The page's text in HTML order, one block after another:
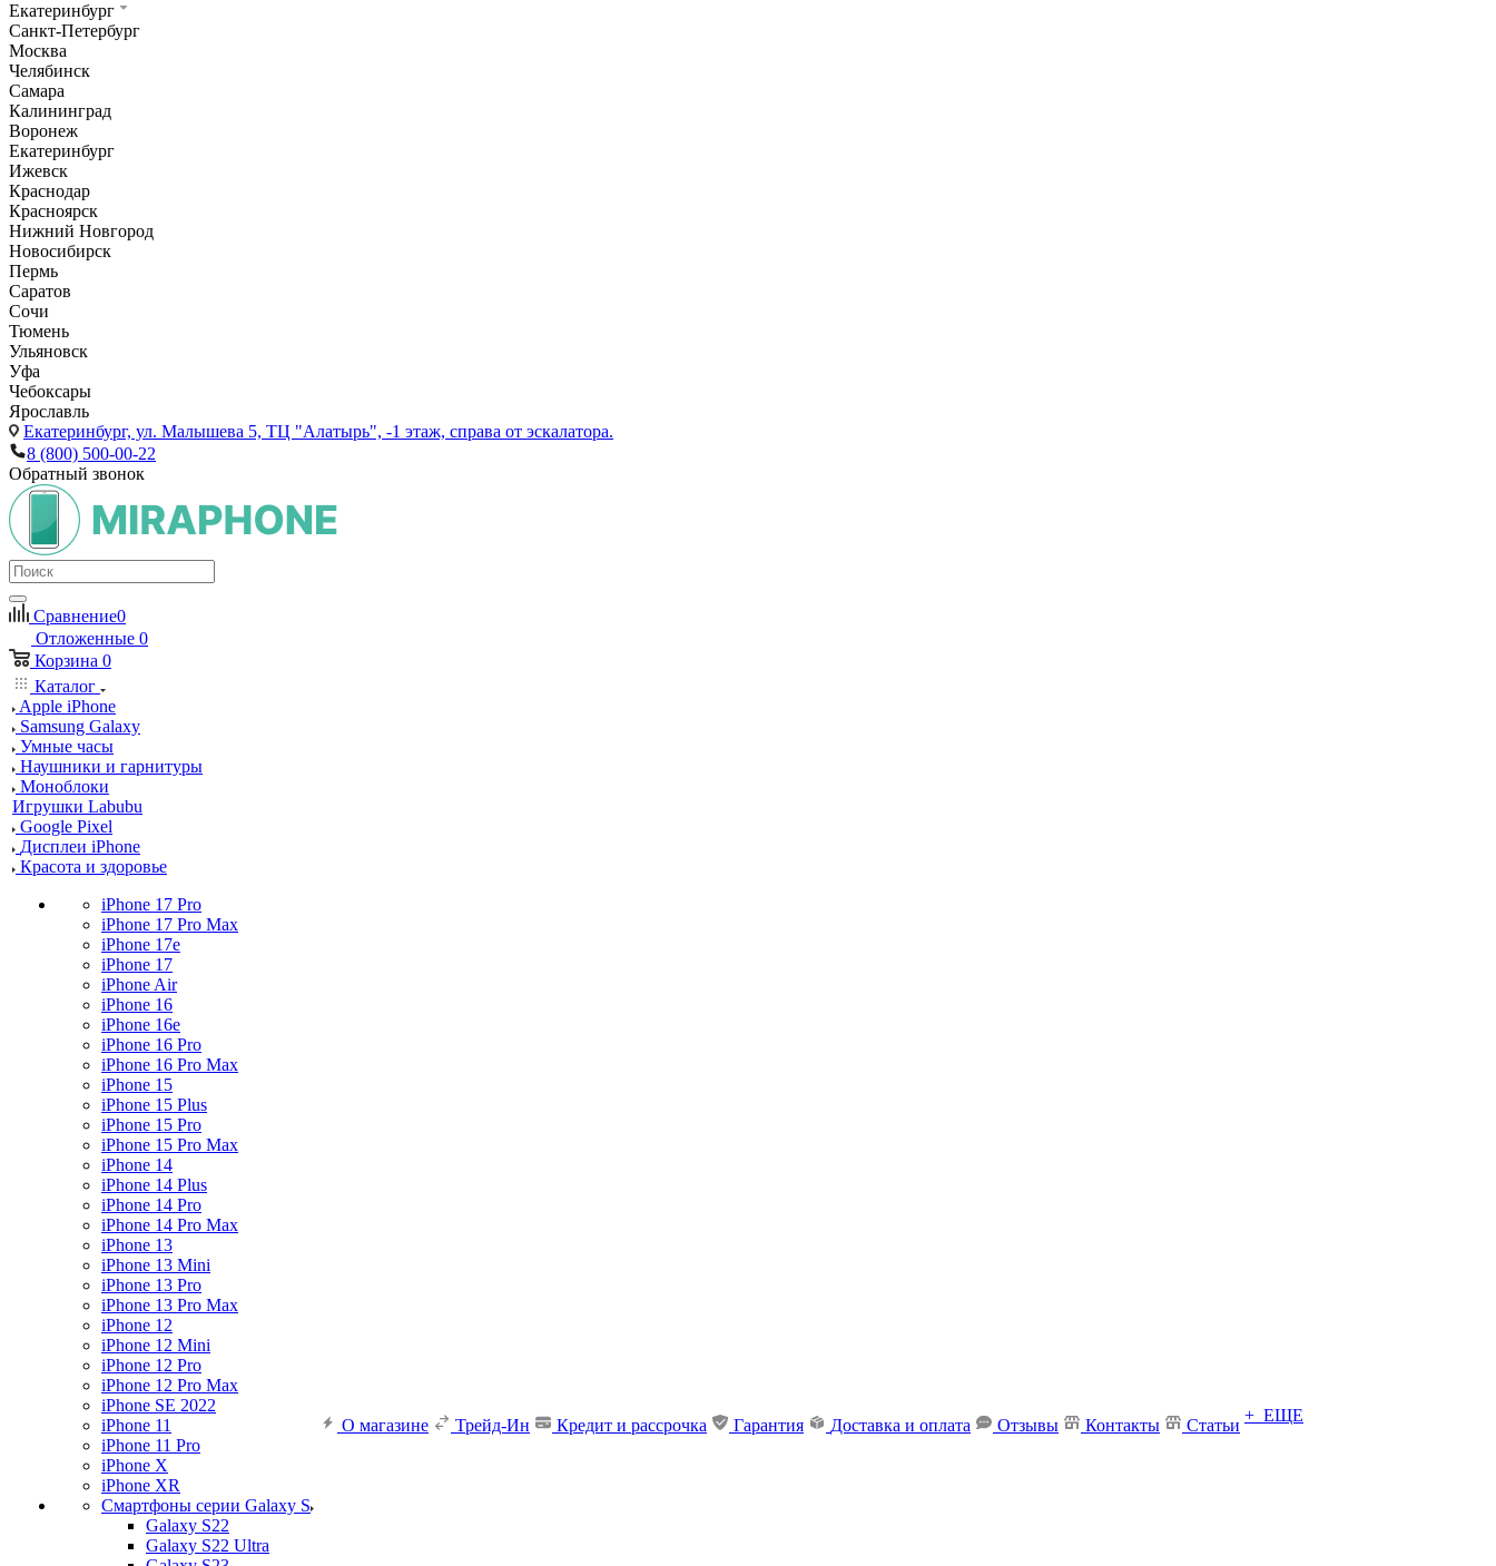
Екатеринбург
Санкт-Петербург
Москва
Челябинск
Самара
Калининград
Воронеж
Екатеринбург
Ижевск
Краснодар
Красноярск
Нижний Новгород
Новосибирск
Пермь
Саратов
Сочи
Тюмень
Ульяновск
Уфа
Чебоксары
Ярославль
Екатеринбург, ул. Малышева 5, ТЦ "Алатырь", -1 этаж, справа от эскалатора.
8 (800) 500-00-22
Обратный звонок
Сравнение0
Отложенные 0
Корзина 0
Каталог
Apple iPhone
Samsung Galaxy
Умные часы
Наушники и гарнитуры
Моноблоки
Игрушки Labubu
Google Pixel
Дисплеи iPhone
Красота и здоровье
iPhone 17 Pro
iPhone 17 Pro Max
iPhone 17e
iPhone 17
iPhone Air
iPhone 16
iPhone 16e
iPhone 16 Pro
iPhone 16 Pro Max
iPhone 15
iPhone 15 Plus
iPhone 15 Pro
iPhone 15 Pro Max
iPhone 14
iPhone 14 Plus
iPhone 14 Pro
iPhone 14 Pro Max
iPhone 13
iPhone 13 Mini
iPhone 13 Pro
iPhone 13 Pro Max
iPhone 12
iPhone 12 Mini
iPhone 12 Pro
iPhone 12 Pro Max
iPhone SE 2022
iPhone 11
iPhone 11 Pro
iPhone X
iPhone XR
Смартфоны серии Galaxy S
Galaxy S22
Galaxy S22 Ultra
О магазине Трейд-Ин Кредит и рассрочка Гарантия Доставка и оплата Отзывы Контакты Статьи
+ ЕЩЕ